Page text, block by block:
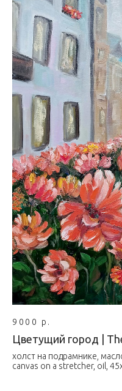
9000 р.
Цветущий город |
холст на подрамнике,
canvas on a stretcher, oil,